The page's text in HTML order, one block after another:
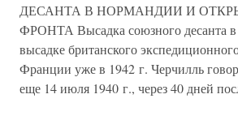
ДЕСАНТА В НОРМАНДИИ И
ФРОНТА Высадка союзного десанта
высадке британского
Франции уже в 1942 г. Черчилль
еще 14 июля 1940 г., через 40 дней